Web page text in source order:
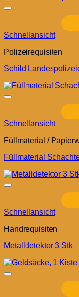
Schnellansicht
Polizeirequisiten
Schild
Schnellansicht
Füllmaterial /
Füllmaterial
Schnellansicht
Handrequisiten
Metalldetektor 3 Stk